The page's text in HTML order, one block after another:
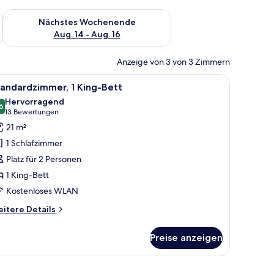
Aug. 7 - Aug. 9.
Nächstes Wochenende
Aug. 14 - Aug. 16
Überprüfe die Verfügbarkeit für nächstes Wochenende, Aug.
Anzeige von 3 von 3 Zimmern
Vorhängen.
zwei Nachttischen, einem Sessel und einem Fenster mit durchsichtigen
Ein Hotelzimmer mit einem großen Bett,
8 1 King-Bett
von 10
Hervorragend
13 Bewertungen
(13
Bewertungen)
21 m²
1 Schlafzimmer
Platz für 2 Personen
1 King-Bett
Kostenloses WLAN
Details
Preise anzeigen